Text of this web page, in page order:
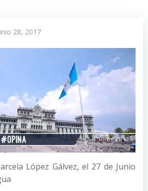
28, 2017
López Gálvez, el 27 de Junio